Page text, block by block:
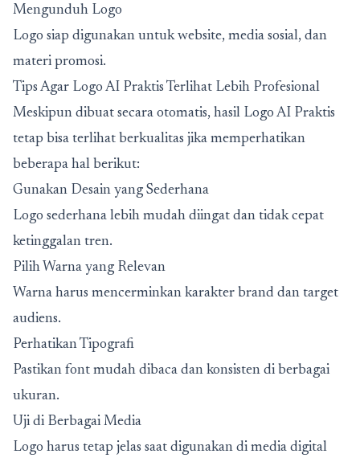
Mengunduh Logo
Logo siap digunakan untuk website, media sosial, dan
materi promosi.
Tips Agar Logo AI Praktis Terlihat Lebih Profesional
Meskipun dibuat secara otomatis, hasil Logo AI Praktis
tetap bisa terlihat berkualitas jika memperhatikan
beberapa hal berikut:
Gunakan Desain yang Sederhana
Logo sederhana lebih mudah diingat dan tidak cepat
ketinggalan tren.
Pilih Warna yang Relevan
Warna harus mencerminkan karakter brand dan target
audiens.
Perhatikan Tipografi
Pastikan font mudah dibaca dan konsisten di berbagai
ukuran.
Uji di Berbagai Media
Logo harus tetap jelas saat digunakan di media digital